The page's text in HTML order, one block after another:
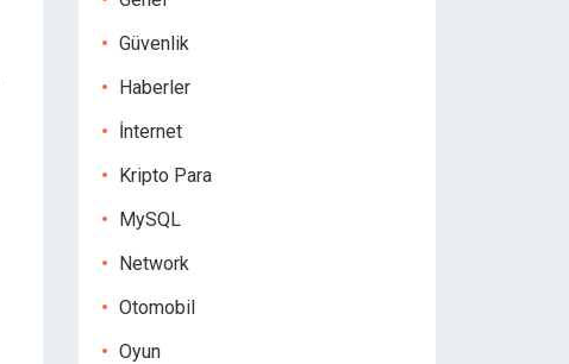
Güvenlik
Haberler
İnternet
Kripto Para
MySQL
Network
Otomobil
Oyun